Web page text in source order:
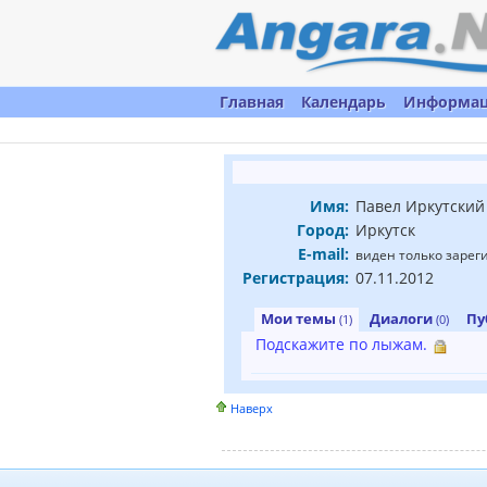
Главная Календарь
Имя: Павел Иркутский
Город: Иркутск
E-mail: виден только
Регистрация: 07.11.2012
Мои темы (1) Диалоги (0)
Подскажите по лыжам.
Наверх